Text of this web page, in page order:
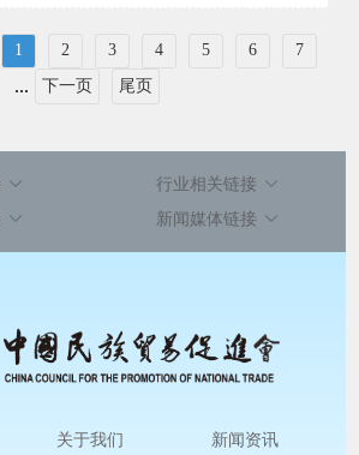
1 2 3 4 5 6 7
... 下一页 尾页
行业相关链接
新闻媒体链接
关于我们
新闻资讯